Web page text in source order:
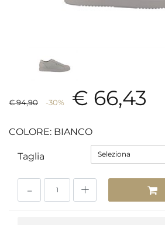
€ 94,90 -30% € 66,43
COLORE: BIANCO
Taglia Seleziona